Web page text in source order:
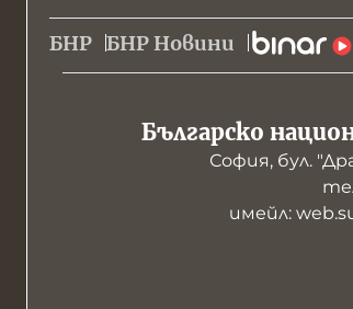
БНР БНР Новини
Българско
София, бул.
имейл: